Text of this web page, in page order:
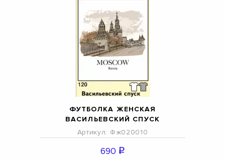
ФУТБОЛКА ЖЕНСКАЯ
ВАСИЛЬЕВСКИЙ СПУСК
Артикул: Фж020010
690 q